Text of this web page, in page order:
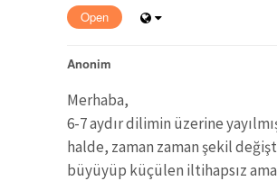
Open
Anonim
Merhaba,
6-7 aydır dilimin üzerine
halde, zaman zaman şekil
büyüyüp küçülen iltihapsız ama